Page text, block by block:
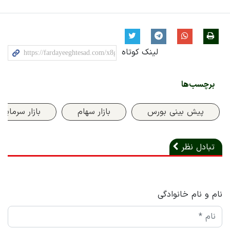
لینک کوتاه
برچسب‌ها
پیش بینی بورس بازار سهام بازار سرمایه
تبادل نظر
نام و نام خانوادگی